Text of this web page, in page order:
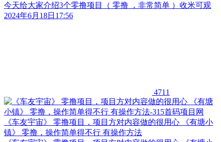
今天给大家介绍3个零撸项目（ 零撸 ，非常简单 ）收米可观
2024年6月18日17:56
4711
《车友宇宙》 零撸项目，项目方对内容做的很用心 《有塘小
镇》 零撸，操作简单得不行 有操作方法